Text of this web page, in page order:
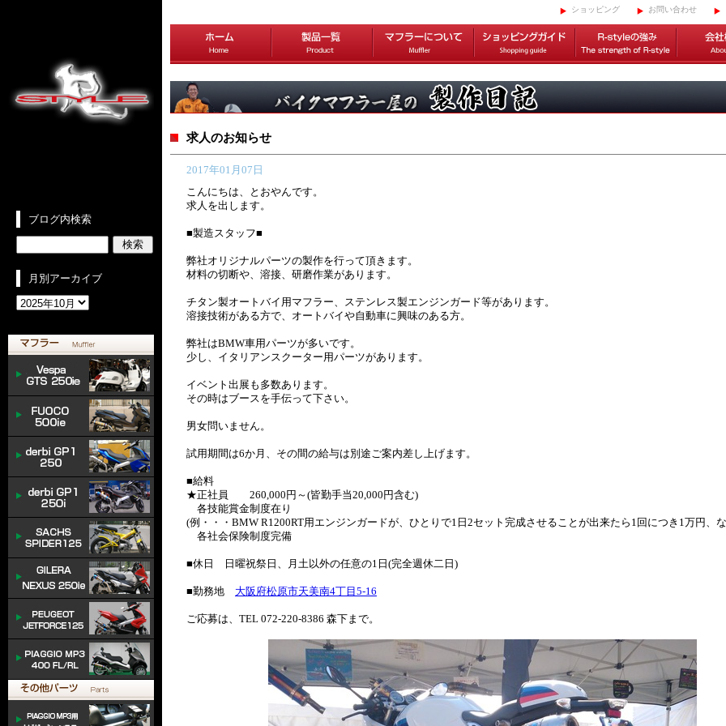
ブログ内検索
月別アーカイブ
ショッピング お問い合わせ
求人のお知らせ
2017年01月07日
こんにちは、とおやんです。
求人を出します。
■製造スタッフ■
弊社オリジナルパーツの製作を行って頂きます。
材料の切断や、溶接、研磨作業があります。
チタン製オートバイ用マフラー、ステンレス製エンジンガード等があります。
溶接技術がある方で、オートバイや自動車に興味のある方。
弊社はBMW車用パーツが多いです。
少し、イタリアンスクーター用パーツがあります。
イベント出展も多数あります。
その時はブースを手伝って下さい。
男女問いません。
試用期間は6か月、その間の給与は別途ご案内差し上げます。
■給料
★正社員 260,000円～(皆勤手当20,000円含む)
各技能賞金制度在り
(例・・・BMW R1200RT用エンジンガードが、ひとりで1日2セット完成させることが出来たら1回につき1万円、
各社会保険制度完備
■休日 日曜祝祭日、月土以外の任意の1日(完全週休二日)
■勤務地 大阪府松原市天美南4丁目5-16
ご応募は、TEL 072-220-8386 森下まで。